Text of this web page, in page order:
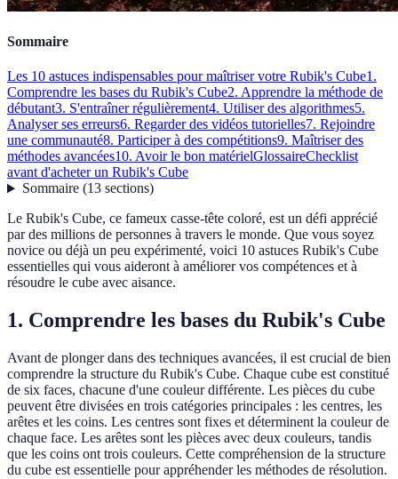
Sommaire
Les 10 astuces indispensables pour maîtriser votre Rubik's Cube1.
Comprendre les bases du Rubik's Cube2. Apprendre la méthode de
débutant3. S'entraîner régulièrement4. Utiliser des algorithmes5.
Analyser ses erreurs6. Regarder des vidéos tutorielles7. Rejoindre
une communauté8. Participer à des compétitions9. Maîtriser des
méthodes avancées10. Avoir le bon matérielGlossaireChecklist
avant d'acheter un Rubik's Cube
Sommaire(13 sections)
Le Rubik's Cube, ce fameux casse-tête coloré, est un défi apprécié
par des millions de personnes à travers le monde. Que vous soyez
novice ou déjà un peu expérimenté, voici 10 astuces Rubik's Cube
essentielles qui vous aideront à améliorer vos compétences et à
résoudre le cube avec aisance.
1. Comprendre les bases du Rubik's Cube
Avant de plonger dans des techniques avancées, il est crucial de bien
comprendre la structure du Rubik's Cube. Chaque cube est constitué
de six faces, chacune d'une couleur différente. Les pièces du cube
peuvent être divisées en trois catégories principales : les centres, les
arêtes et les coins. Les centres sont fixes et déterminent la couleur de
chaque face. Les arêtes sont les pièces avec deux couleurs, tandis
que les coins ont trois couleurs. Cette compréhension de la structure
du cube est essentielle pour appréhender les méthodes de résolution.